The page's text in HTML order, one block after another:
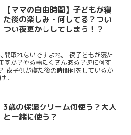
【ママの自由時間】子どもが寝
た後の楽しみ・何してる？つい
つい夜更かししてしまう！？
間取れないですよね。 夜子どもが寝た
すか？やる事たくさんある？逆に何す
夜子供が寝た後の時間何をしているか
...
3歳の保湿クリーム何使う？大人
と一緒に使う？